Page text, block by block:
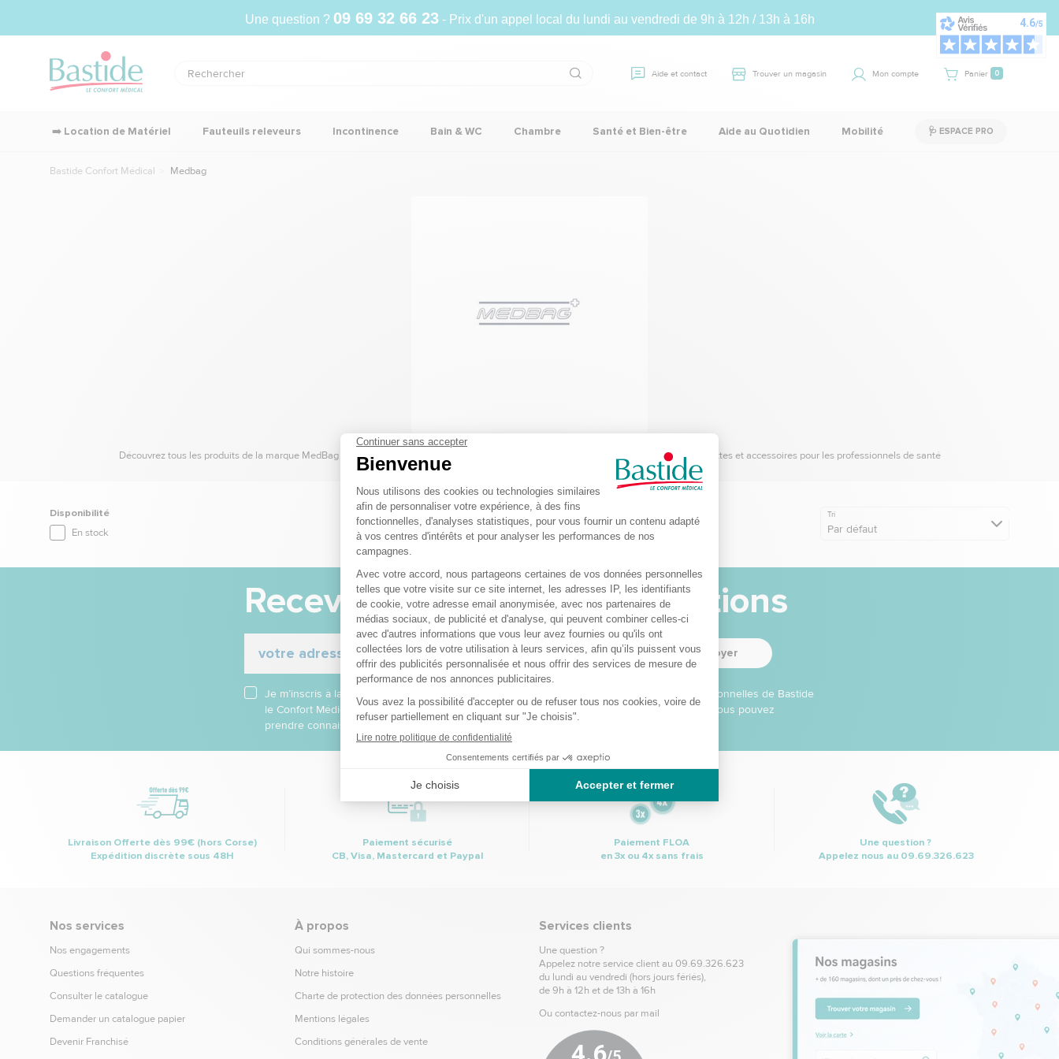
Une question ? 09 69 32 66 23- Prix d'un appel local du lundi au vendredi de 9h à 12h / 13h à 16h
Aide et contact Trouver un magasin Mon compte Panier 0
➡️ Location de Matériel Fauteuils releveurs Incontinence Bain & WC Chambre Santé et Bien-être Aide au Quotidien Mobilité 🩺 ESPACE PRO
Bastide Confort Médical Medbag
Découvrez tous les produits de la marque MedBag sur la boutique en ligne Bastide Le Confort Médical. MedBag est un fabricant de mallettes et accessoires pour les professionnels de santé
Disponibilité
En stock
Tri
Par défaut
Recevez nos offres et promotions
Envoyer
Je m’inscris à la newsletter et accepte de recevoir des informations commerciales et promotionnelles de Bastide
le Confort Médical. (Vous pourrez à tout moment vous désinscrire. Pour plus d’informations vous pouvez
prendre connaissance de la charte de protection des données personnelles.
Livraison Offerte dès 99€ (hors Corse)
Expédition discrète sous 48H
Paiement sécurisé
CB, Visa, Mastercard et Paypal
Paiement FLOA
en 3x ou 4x sans frais
Une question ?
Appelez nous au 09.69.326.623
Nos services
Nos engagements
Questions fréquentes
Consulter le catalogue
Demander un catalogue papier
Devenir Franchisé
À propos
Qui sommes-nous
Notre histoire
Charte de protection des données personnelles
Mentions légales
Conditions générales de vente
Services clients
Une question ?
Appelez notre service client au 09.69.326.623
du lundi au vendredi (hors jours fériés),
de 9h à 12h et de 13h à 16h
Ou contactez-nous par mail